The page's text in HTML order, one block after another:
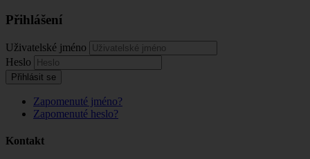
Přihlášení
Uživatelské jméno
Heslo
Přihlásit se
Zapomenuté jméno?
Zapomenuté heslo?
Kontakt